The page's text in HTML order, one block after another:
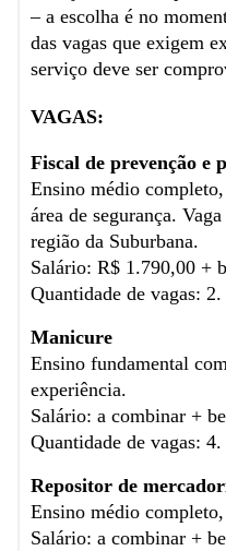
– a escolha é no
das vagas que exigem
serviço deve ser
VAGAS:
Fiscal de prevenção e
Ensino médio
área de segurança.
região da Suburbana.
Salário: R$ 1.790,00 +
Quantidade de vagas: 2.
Manicure
Ensino fundamental
experiência.
Salário: a combinar +
Quantidade de vagas: 4.
Repositor de
Ensino médio
Salário: a combinar +